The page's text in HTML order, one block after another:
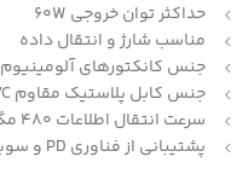
حداکثر توان خروجی 60W
مناسب شارژ و انتقال داده
جنس کانکتورهای آلومینیوم
جنس کابل پلاستیک مقاوم PVC
سرعت انتقال اطلاعات 480 مگابیت بر ثانیه
پشتیبانی از فناوری PD و سوپرفست شارژ